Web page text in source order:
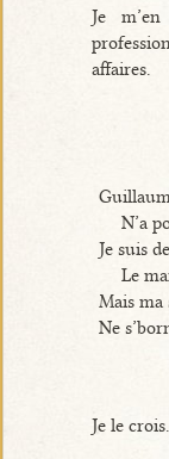
Je
affaires.
N’a
Je suis
Le
Mais ma
Ne
Je le crois.